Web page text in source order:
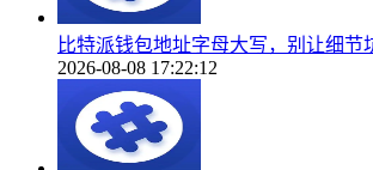
比特派钱包地址字母大写，别让细节
2026-08-08 17:22:12